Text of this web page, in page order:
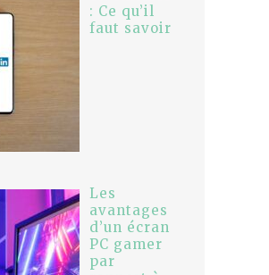
: Ce qu’il
faut savoir
Les
avantages
d’un écran
PC gamer
par